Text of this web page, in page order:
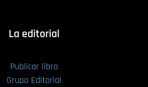
La editorial
Publicar libro
Grupo Editorial